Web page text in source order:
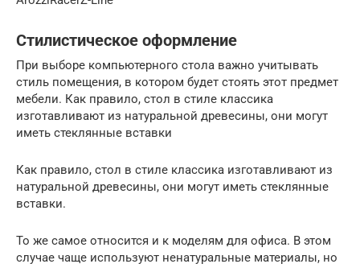
Стилистическое оформление
При выборе компьютерного стола важно учитывать
стиль помещения, в котором будет стоять этот предмет
мебели. Как правило, стол в стиле классика
изготавливают из натуральной древесины, они могут
иметь стеклянные вставки
Как правило, стол в стиле классика изготавливают из
натуральной древесины, они могут иметь стеклянные
вставки.
То же самое относится и к моделям для офиса. В этом
случае чаще используют ненатуральные материалы, но